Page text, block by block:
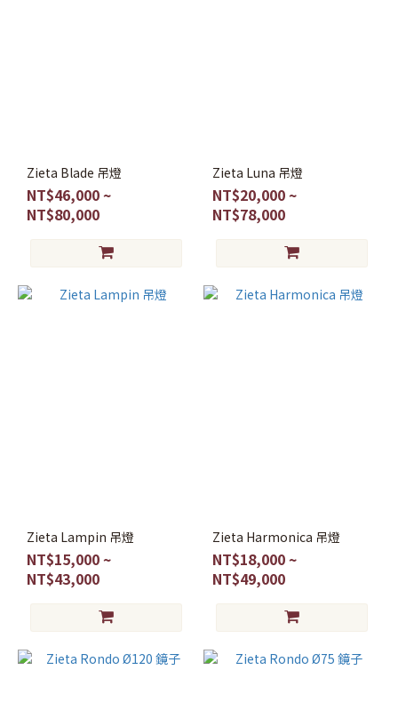
Zieta Blade 吊燈
NT$46,000 ~
NT$80,000
Zieta Luna 吊燈
NT$20,000 ~
NT$78,000
Zieta Lampin 吊燈
NT$15,000 ~
NT$43,000
Zieta Harmonica 吊燈
NT$18,000 ~
NT$49,000